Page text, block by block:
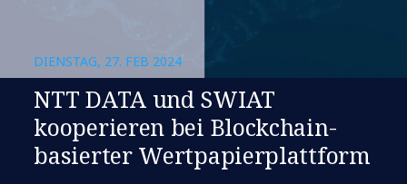
DIENSTAG, 27. FEB 2024
NTT DATA und SWIAT
kooperieren bei Blockchain-
basierter Wertpapierplattform